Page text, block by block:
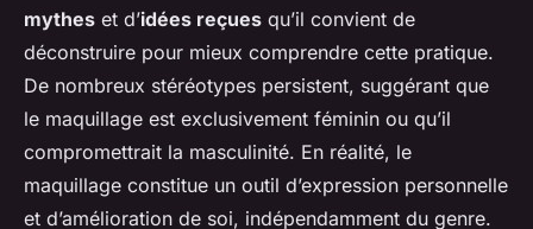
mythes et d’idées reçues qu’il convient de
déconstruire pour mieux comprendre cette pratique.
De nombreux stéréotypes persistent, suggérant que
le maquillage est exclusivement féminin ou qu’il
compromettrait la masculinité. En réalité, le
maquillage constitue un outil d’expression personnelle
et d’amélioration de soi, indépendamment du genre.